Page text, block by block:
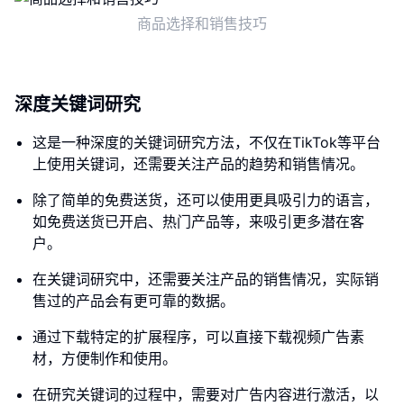
商品选择和销售技巧
深度关键词研究
这是一种深度的关键词研究方法，不仅在TikTok等平台
上使用关键词，还需要关注产品的趋势和销售情况。
除了简单的免费送货，还可以使用更具吸引力的语言，
如免费送货已开启、热门产品等，来吸引更多潜在客
户。
在关键词研究中，还需要关注产品的销售情况，实际销
售过的产品会有更可靠的数据。
通过下载特定的扩展程序，可以直接下载视频广告素
材，方便制作和使用。
在研究关键词的过程中，需要对广告内容进行激活，以